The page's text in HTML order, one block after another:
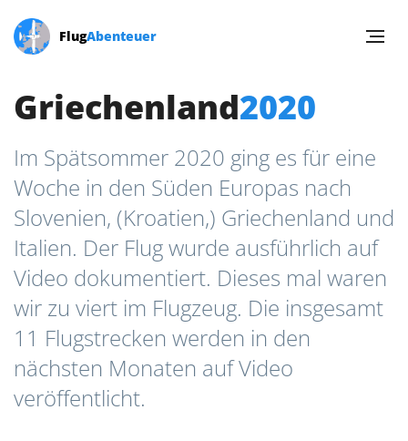
FlugAbenteuer
Griechenland2020
Im Spätsommer 2020 ging es für eine
Woche in den Süden Europas nach
Slovenien, (Kroatien,) Griechenland und
Italien. Der Flug wurde ausführlich auf
Video dokumentiert. Dieses mal waren
wir zu viert im Flugzeug. Die insgesamt
11 Flugstrecken werden in den
nächsten Monaten auf Video
veröffentlicht.